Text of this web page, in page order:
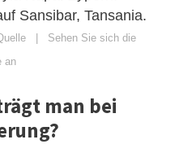
Sansibar, Tansania.
| Sehen Sie sich die
an
man bei